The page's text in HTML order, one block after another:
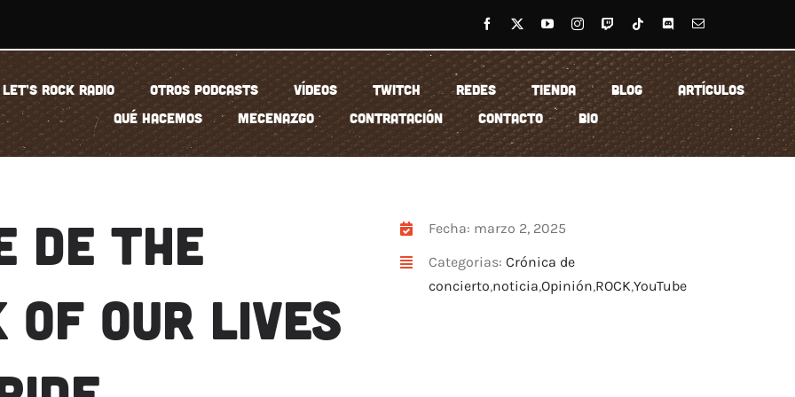
LET’S ROCK RADIO OTROS PODCASTS VÍDEOS TWITCH REDES TIENDA BLOG
ARTÍCULOS
QUÉ HACEMOS
MECENAZGO CONTRATACIÓN CONTACTO BIO
DE THE
OF OUR LIVES
Fecha: marzo 2, 2025
Categorias: Crónica de
concierto,noticia,Opinión,ROCK,YouTube